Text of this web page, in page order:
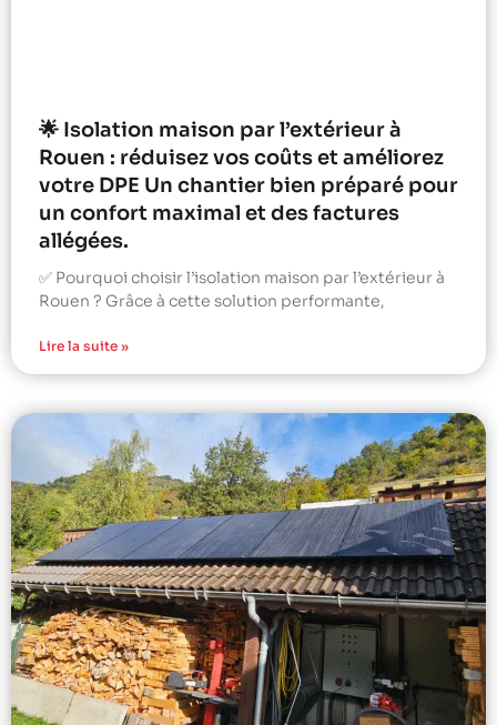
🌟 Isolation maison par l’extérieur à
Rouen : réduisez vos coûts et améliorez
votre DPE Un chantier bien préparé pour
un confort maximal et des factures
allégées.
✅ Pourquoi choisir l’isolation maison par l’extérieur à
Rouen ? Grâce à cette solution performante,
Lire la suite »